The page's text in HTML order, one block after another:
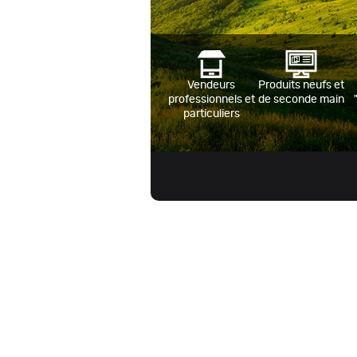
Vendeurs
professionnels et
particuliers
Produits neufs et
de seconde main